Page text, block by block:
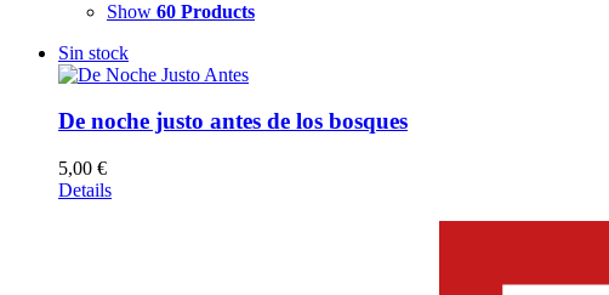
Show 60 Products
Sin stock
De noche justo antes de los bosques
5,00 €
Details